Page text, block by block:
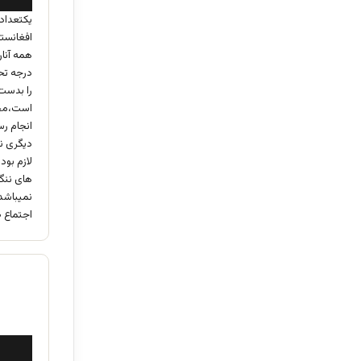
همه
درجه
را
انجام
دیگری
لازم
های